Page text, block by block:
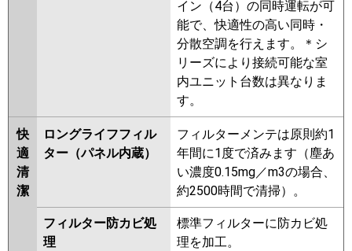
イン（4台）の同時運転が可
能で、快適性の高い同時・
分散空調を行えます。＊シ
リーズにより接続可能な室
内ユニット台数は異なりま
す。
快
適
清
潔
ロングライフフィル
ター（パネル内蔵）
フィルターメンテは原則約1
年間に1度で済みます（塵あ
い濃度0.15mg／m3の場合、
約2500時間で清掃）。
フィルター防カビ処
理
標準フィルターに防カビ処
理を加工。